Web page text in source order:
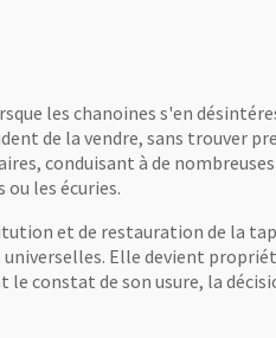
les chanoines s'en
de la vendre, sans trouver
conduisant à de
les écuries.
et de restauration de la
Elle devient
constat de son usure, la